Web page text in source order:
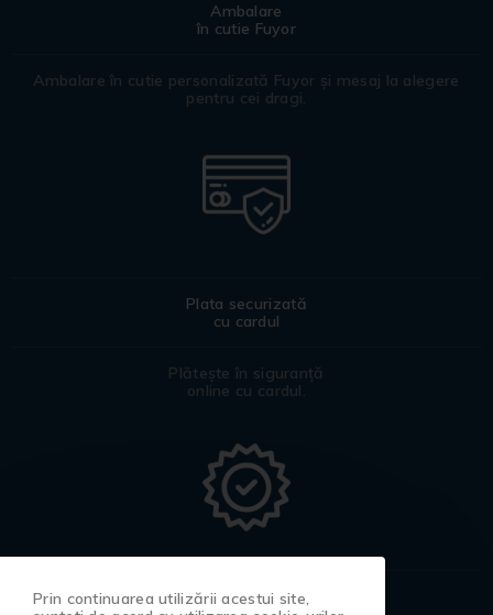
Ambalare
în cutie Fuyor
Ambalare în cutie personalizată Fuyor și mesaj la alegere
pentru cei dragi.
Plata securizată
cu cardul
Plătește în siguranță
online cu cardul.
Certificat
Prin continuarea utilizării acestui site,